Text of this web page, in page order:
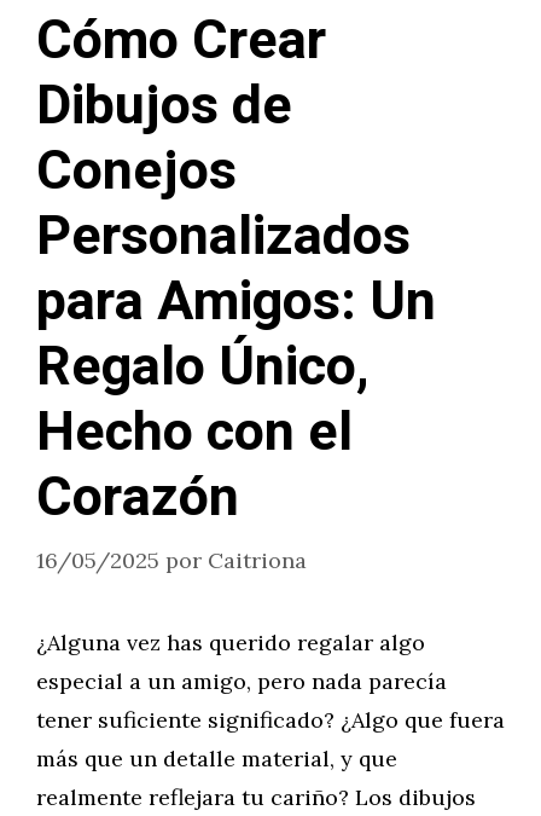
Cómo Crear
Dibujos de
Conejos
Personalizados
para Amigos: Un
Regalo Único,
Hecho con el
Corazón
16/05/2025 por Caitriona
¿Alguna vez has querido regalar algo
especial a un amigo, pero nada parecía
tener suficiente significado? ¿Algo que fuera
más que un detalle material, y que
realmente reflejara tu cariño? Los dibujos